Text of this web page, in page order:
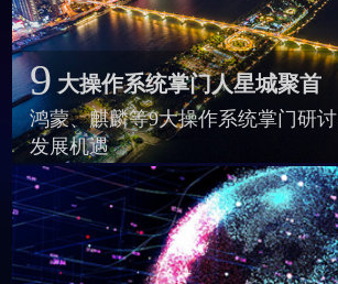
9 大操作系统掌门人星城聚首
鸿蒙、麒麟等9大操作系统掌门研
发展机遇